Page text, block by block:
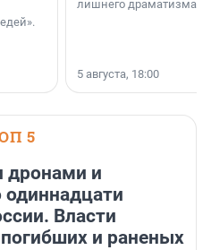
лишнего драматизма.
5 августа, 18:00
5
дронами и
одиннадцати
Власти
и раненых